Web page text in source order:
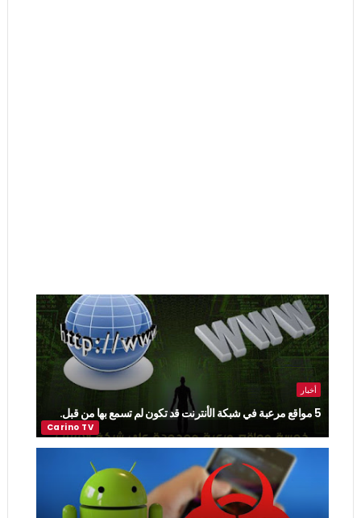
أخبار
5 مواقع مرعبة في شبكة الأنترنت قد تكون لم تسمع بها من قبل.